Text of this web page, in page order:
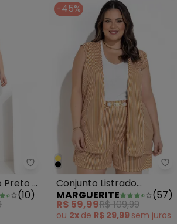
Marguerite - Conjunto Listrado
Preto e
(10)
-45%
Conjunto Listrado
Mostarda em Malha
MARGUERITE (57)
R$ 59,99R$ 109,99
ou 2x de R$ 29,99 sem juros